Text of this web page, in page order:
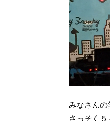
みなさんの
さっそく